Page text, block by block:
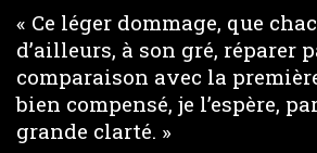
« Ce léger dommage, que
d’ailleurs, à son gré, réparer
comparaison avec la
bien compensé, je l’espère,
grande clarté. »